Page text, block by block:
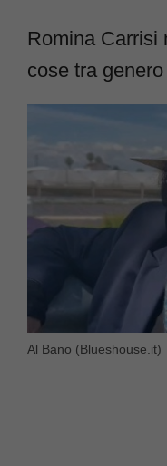
Romina Carrisi
cose tra
Al Bano (Blueshouse.it)